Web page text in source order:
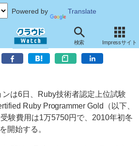
Powered by Translate
検索 Impressサイト
技術者認定の上位試験「Gold」を実施
は6日、Ruby技術者認定上位試験
Ruby Programmer Gold（以下、
験費用は1万5750円で、2010年初冬
開始する。